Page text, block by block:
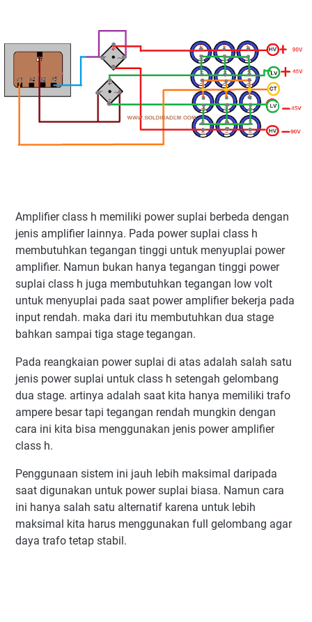
Amplifier class h memiliki power suplai berbeda dengan
jenis amplifier lainnya. Pada power suplai class h
membutuhkan tegangan tinggi untuk menyuplai power
amplifier. Namun bukan hanya tegangan tinggi power
suplai class h juga membutuhkan tegangan low volt
untuk menyuplai pada saat power amplifier bekerja pada
input rendah. maka dari itu membutuhkan dua stage
bahkan sampai tiga stage tegangan.
Pada reangkaian power suplai di atas adalah salah satu
jenis power suplai untuk class h setengah gelombang
dua stage. artinya adalah saat kita hanya memiliki trafo
ampere besar tapi tegangan rendah mungkin dengan
cara ini kita bisa menggunakan jenis power amplifier
class h.
Penggunaan sistem ini jauh lebih maksimal daripada
saat digunakan untuk power suplai biasa. Namun cara
ini hanya salah satu alternatif karena untuk lebih
maksimal kita harus menggunakan full gelombang agar
daya trafo tetap stabil.